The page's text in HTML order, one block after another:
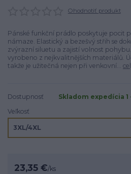
Ohodnotiť produkt
Pánské funkční prádlo poskytuje pocit
námaze. Elastický a bezešvý střih se
zvýrazní siluetu a zajistí volnost
vyrobeno z nejkvalitnějších materiálů.
takže je užitečná nejen při venkovní...
Dostupnosť
Skladom expedícia 1
Veľkosť
23,35 €/ks